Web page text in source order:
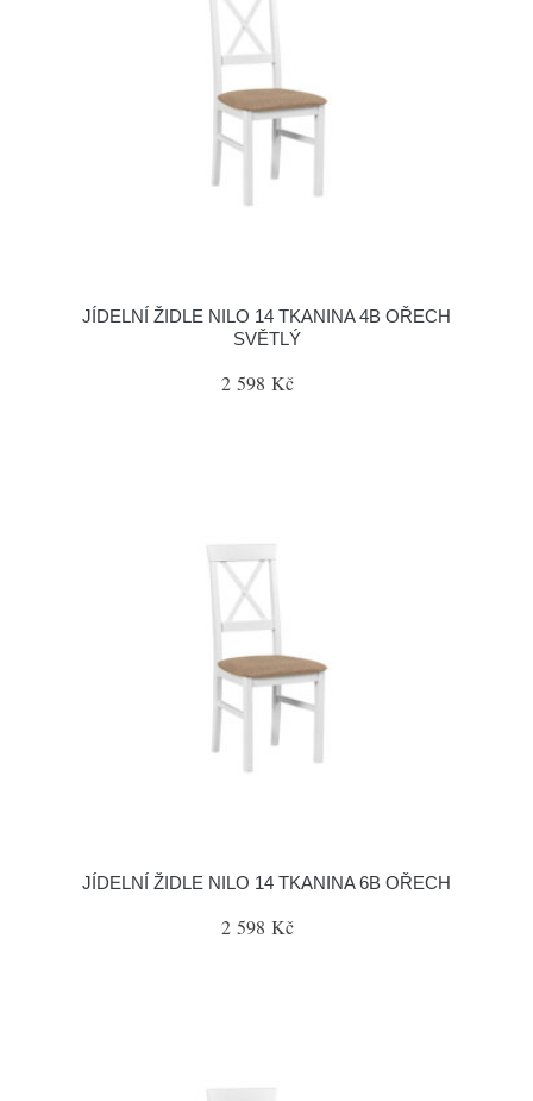
JÍDELNÍ ŽIDLE NILO 14 TKANINA 4B OŘECH
SVĚTLÝ
2 598 Kč
JÍDELNÍ ŽIDLE NILO 14 TKANINA 6B OŘECH
2 598 Kč